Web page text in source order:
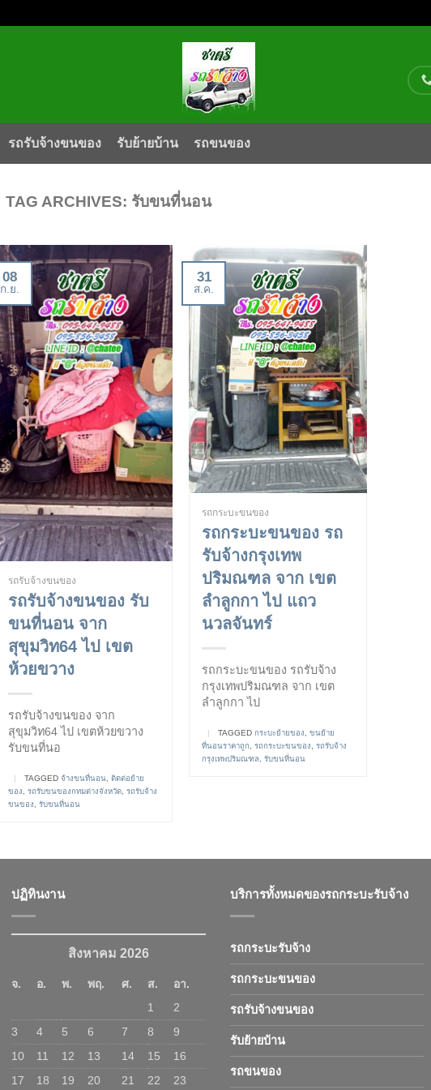
รถรับจ้างขนของ รับย้ายบ้าน รถขนของ
TAG ARCHIVES: รับขนที่นอน
08
ก.ย.
รถรับจ้างขนของ
รถรับจ้างขนของ รับ
ขนที่นอน จาก
สุขุมวิท64 ไป เขต
ห้วยขวาง
รถรับจ้างขนของ จาก
สุขุมวิท64 ไป เขตห้วยขวาง
รับขนที่นอ
| TAGGED จ้างขนที่นอน, ติดต่อย้าย
ของ, รถรับขนของกทมต่างจังหวัด, รถรับจ้าง
ขนของ, รับขนที่นอน
31
ส.ค.
รถกระบะขนของ
รถกระบะขนของ รถ
รับจ้างกรุงเทพ
ปริมณฑล จาก เขต
ลำลูกกา ไป แถว
นวลจันทร์
รถกระบะขนของ รถรับจ้าง
กรุงเทพปริมณฑล จาก เขต
ลำลูกกา ไป
| TAGGEDกระบะย้ายของ ,ขนย้าย
ที่นอนราคาถูก
,รถกระบะขนของ ,รถรับจ้าง
กรุงเทพปริมณฑล
,รับขนที่นอน
ปฏิทินงาน
สิงหาคม 2026
จ. อ. พ. พฤ. ศ. ส.
อา.
1
2
3
4 5 6 7 8
9
10
11 12 13 14 15
16
17
18 19 20 21 22 23
บริการทั้งหมดของรถกระบะรับจ้าง
รถกระบะรับจ้าง
รถกระบะขนของ
รถรับจ้างขนของ
รับย้ายบ้าน
รถขนของ